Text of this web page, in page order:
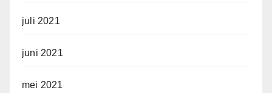
juli 2021
juni 2021
mei 2021